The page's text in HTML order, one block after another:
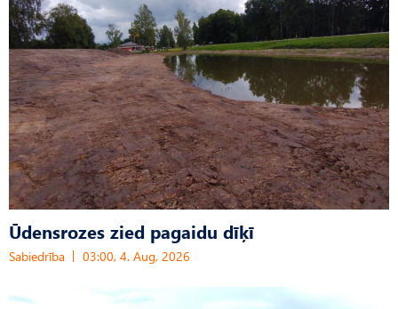
Ūdensrozes zied pagaidu dīķī
Sabiedrība 03:00, 4. Aug, 2026